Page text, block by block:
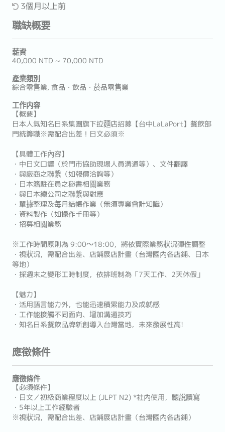
3個月以上前
職缺概要
薪資
40,000 NTD ~ 70,000 NTD
產業類別
綜合零售業, 食品・飲品・菸品零售業
工作内容
【概要】
日本人氣知名日系集團旗下拉麵店招募【台中LaLaPort】餐飲部
門統籌職※需配合出差！日文必須※
【具體工作內容】
・中日文口譯（於門市協助現場人員溝通等）、文件翻譯
・與廠商之聯繫（如報價洽詢等）
・日本籍駐在員之秘書相關業務
・與日本總公司之聯繫與對應
・單據整理及每月結帳作業（無須專業會計知識）
・資料製作（如操作手冊等）
・招募相關業務
※工作時間原則為 9:00～18:00，將依實際業務狀況彈性調整
・視狀況，需配合出差、店鋪展店計畫（台灣國內各店鋪、日本
等地）
・採週末之變形工時制度，依排班制為「7天工作、2天休假」
【魅力】
・活用語言能力外，也能迅速積累能力及成就感
・工作能接觸不同面向、增加溝通技巧
・知名日系餐飲品牌新創導入台灣當地，未來發展性高!
應徵條件
應徵條件
【必須條件】
・日文／初級商業程度以上 (JLPT N2) *社內使用，聽說讀寫
・5年以上工作經驗者
※視狀況，需配合出差、店鋪展店計畫（台灣國內各店鋪）